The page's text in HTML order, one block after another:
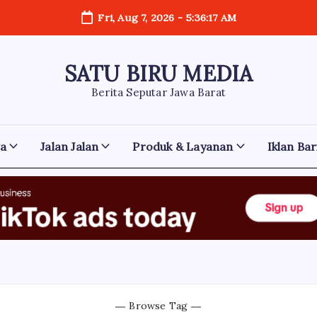
Fri, Aug 7, 2026 - 5:36:18 AM
SATU BIRU MEDIA
Berita Seputar Jawa Barat
Jalan Jalan Produk & Layanan Iklan
Browse Tag